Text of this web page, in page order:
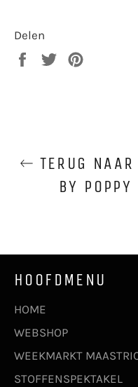
Delen
Delen
Twitteren
TERUG
BY
HOOFDMENU
HOME
WEBSHOP
WEEKMARKT
STOFFENSPEKTAKEL